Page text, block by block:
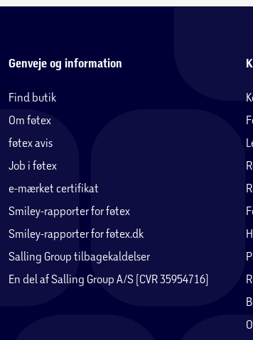
Genveje og information
Find butik
Om føtex
føtex avis
Job i føtex
e-mærket certifikat
Smiley-rapporter for føtex
Smiley-rapporter for føtex.dk
Salling Group tilbagekaldelser
En del af Salling Group A/S (CVR 35954716)